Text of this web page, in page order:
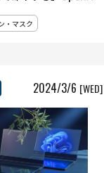
・マスク
2024/3/6 [WED]